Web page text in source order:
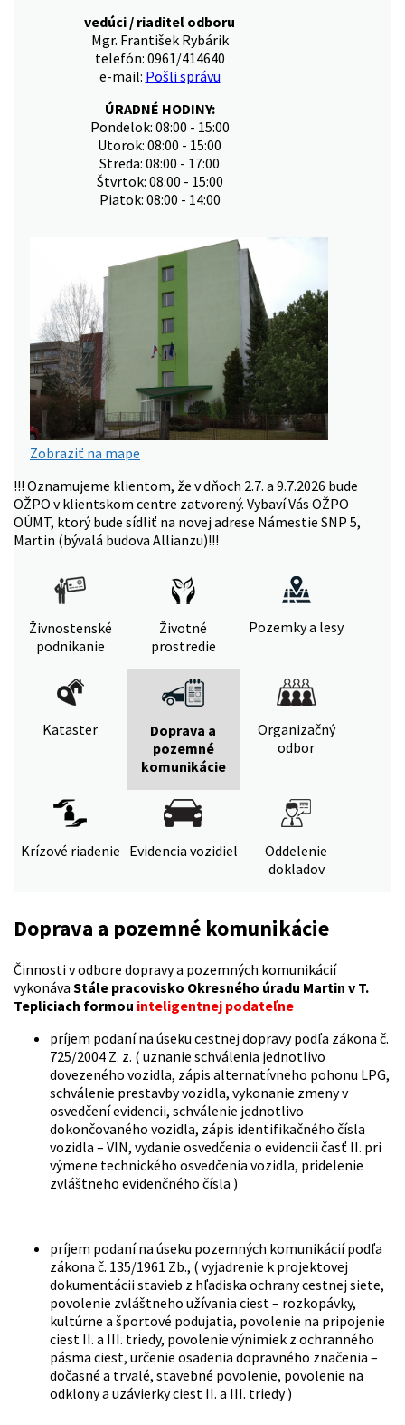
vedúci / riaditeľ odboru
Mgr. František Rybárik
telefón: 0961/414640
e-mail: Pošli správu
ÚRADNÉ HODINY:
Pondelok: 08:00 - 15:00
Utorok: 08:00 - 15:00
Streda: 08:00 - 17:00
Štvrtok: 08:00 - 15:00
Piatok: 08:00 - 14:00
Zobraziť na mape
!!! Oznamujeme klientom, že v dňoch 2.7. a 9.7.2026 bude
OŽPO v klientskom centre zatvorený. Vybaví Vás OŽPO
OÚMT, ktorý bude sídliť na novej adrese Námestie SNP 5,
Martin (bývalá budova Allianzu)!!!
Živnostenské
podnikanie
Životné
prostredie
Pozemky a lesy
Kataster
Doprava a
pozemné
komunikácie
Organizačný
odbor
Krízové riadenie Evidencia vozidiel
Oddelenie
dokladov
Doprava a pozemné komunikácie
Činnosti v odbore dopravy a pozemných komunikácií
vykonáva Stále pracovisko Okresného úradu Martin v T.
Tepliciach formou inteligentnej podateľne
príjem podaní na úseku cestnej dopravy podľa zákona č.
725/2004 Z. z. ( uznanie schválenia jednotlivo
dovezeného vozidla, zápis alternatívneho pohonu LPG,
schválenie prestavby vozidla, vykonanie zmeny v
osvedčení evidencii, schválenie jednotlivo
dokončovaného vozidla, zápis identifikačného čísla
vozidla – VIN, vydanie osvedčenia o evidencii časť II. pri
výmene technického osvedčenia vozidla, pridelenie
zvláštneho evidenčného čísla )
príjem podaní na úseku pozemných komunikácií podľa
zákona č. 135/1961 Zb., ( vyjadrenie k projektovej
dokumentácii stavieb z hľadiska ochrany cestnej siete,
povolenie zvláštneho užívania ciest – rozkopávky,
kultúrne a športové podujatia, povolenie na pripojenie
ciest II. a III. triedy, povolenie výnimiek z ochranného
pásma ciest, určenie osadenia dopravného značenia –
dočasné a trvalé, stavebné povolenie, povolenie na
odklony a uzávierky ciest II. a III. triedy )